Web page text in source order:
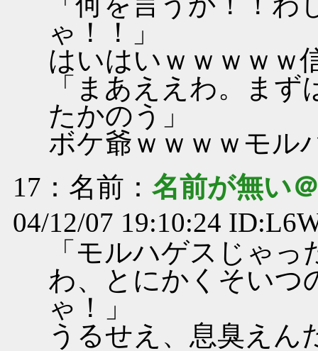
ゃ！！」
はいはいｗｗｗｗｗ
「まあええわ。ま
たかのう」
ボケ爺ｗｗｗｗモル
17 ：名前： 名前が無い
04/12/07 19:10:24
「モルハゲスじゃ
わ、とにかくそいつ
ゃ！」
うるせえ、息臭えん